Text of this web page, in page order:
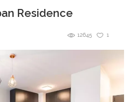
Residence
1
12645